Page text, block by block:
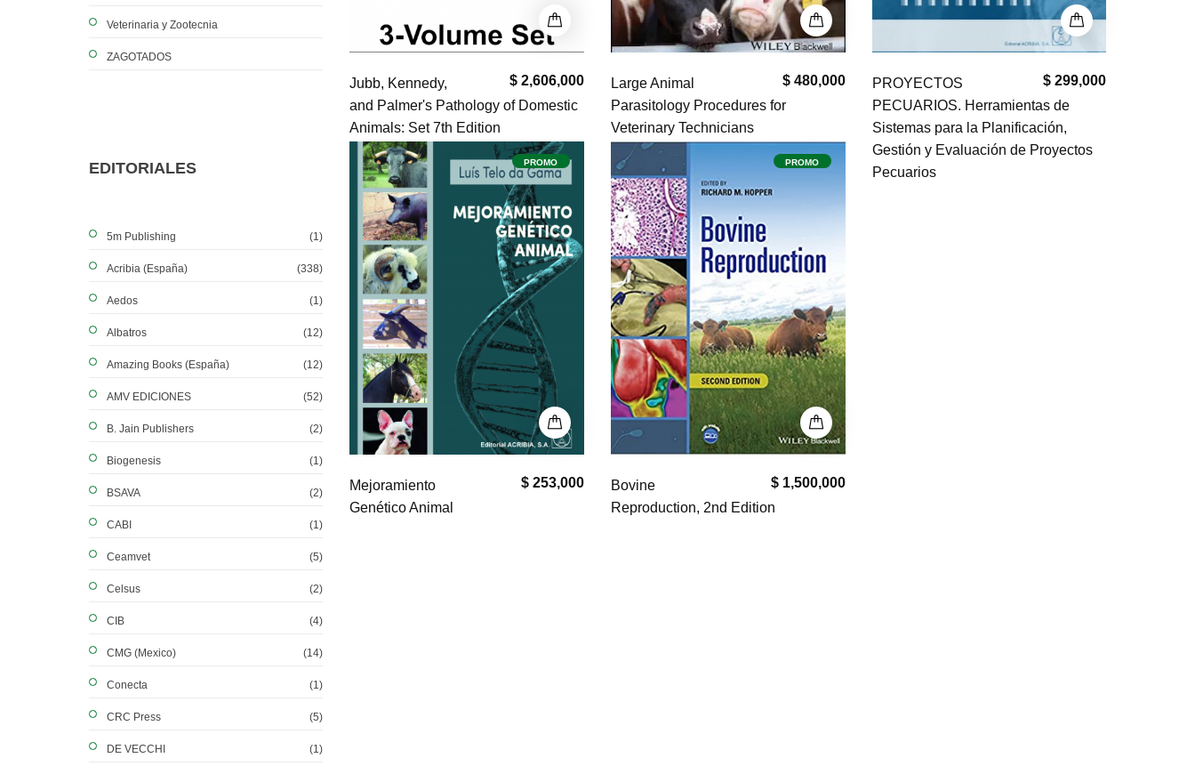
Veterinaria y Zootecnia
ZAGOTADOS
EDITORIALES
5m Publishing (1)
Acribia (España) (338)
Aedos (1)
Albatros (12)
Amazing Books (España) (12)
AMV EDICIONES (52)
B. Jain Publishers (2)
Biogenesis (1)
BSAVA (2)
CABI (1)
Ceamvet (5)
Celsus (2)
CIB (4)
CMG (Mexico) (14)
Conecta (1)
CRC Press (5)
DE VECCHI (1)
$ 2,606,000
Jubb, Kennedy,
and Palmer's Pathology of Domestic
Animals: Set 7th Edition
$ 480,000
Large Animal
Parasitology Procedures for
Veterinary Technicians
$ 299,000
PROYECTOS
PECUARIOS. Herramientas de
Sistemas para la Planificación,
Gestión y Evaluación de Proyectos
Pecuarios
PROMO
$ 253,000
Mejoramiento
Genético Animal
PROMO
$ 1,500,000
Bovine
Reproduction, 2nd Edition